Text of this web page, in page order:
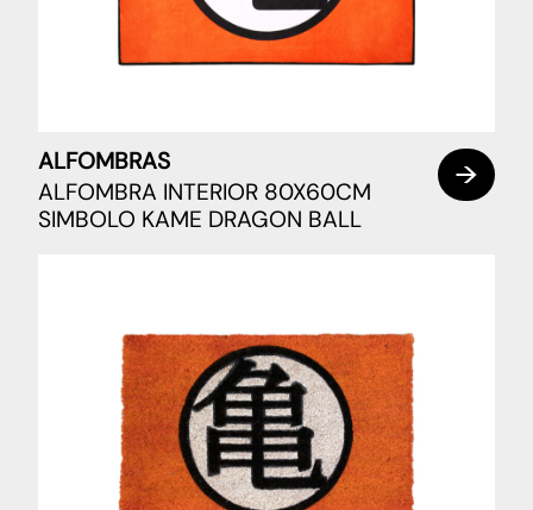
ALFOMBRAS
ALFOMBRA INTERIOR 80X60CM
SIMBOLO KAME DRAGON BALL